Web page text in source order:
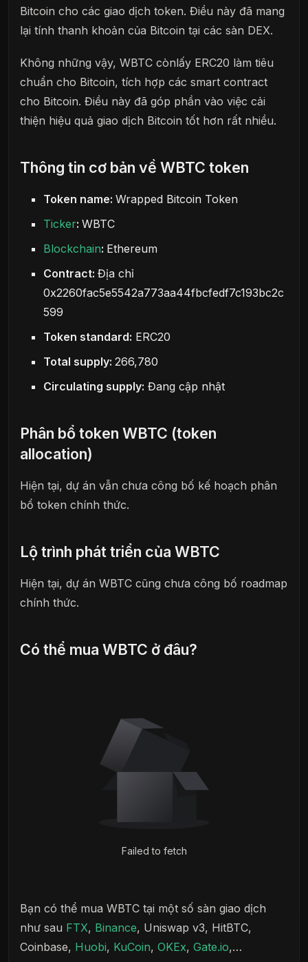
Bitcoin cho các giao dịch token. Điều này đã mang
lại tính thanh khoản của Bitcoin tại các sàn DEX.
Không những vậy, WBTC cònlấy ERC20 làm tiêu
chuẩn cho Bitcoin, tích hợp các smart contract
cho Bitcoin. Điều này đã góp phần vào việc cải
thiện hiệu quả giao dịch Bitcoin tốt hơn rất nhiều.
Thông tin cơ bản về WBTC token
Token name:Wrapped Bitcoin Token
Ticker:WBTC
Blockchain: Ethereum
Contract:Địa chỉ
0x2260fac5e5542a773aa44fbcfedf7c193bc2c
599
Token standard: ERC20
Total supply:266,780
Circulating supply: Đang cập nhật
Phân bổ token WBTC (token
allocation)
Hiện tại, dự án vẫn chưa công bố kế hoạch phân
bổ token chính thức.
Lộ trình phát triển của WBTC
Hiện tại, dự án WBTC cũng chưa công bố roadmap
chính thức.
Có thể mua WBTC ở đâu?
Failed to fetch
Bạn có thể mua WBTC tại một số sàn giao dịch
như sau FTX, Binance, Uniswap v3, HitBTC,
Coinbase, Huobi, KuCoin, OKEx, Gate.io,…